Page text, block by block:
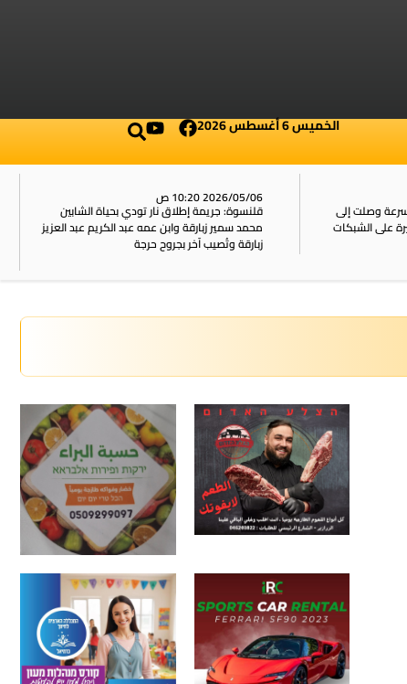
الخميس 6 أغسطس 2026
وصلت إلى
2026/05/06 10:20 ص
قلنسوة: جريمة إطلاق نار تودي بحياة الشابين
محمد سمير زبارقة وابن عمه عبد الكريم عبد العزيز
زبارقة وتُصيب آخر بجروح حرجة